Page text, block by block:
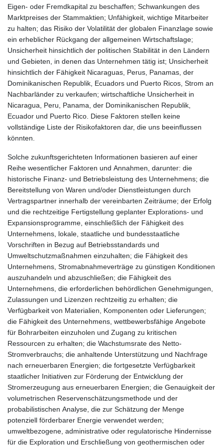
Eigen- oder Fremdkapital zu beschaffen; Schwankungen des
Marktpreises der Stammaktien; Unfähigkeit, wichtige Mitarbeiter
zu halten; das Risiko der Volatilität der globalen Finanzlage sowie
ein erheblicher Rückgang der allgemeinen Wirtschaftslage;
Unsicherheit hinsichtlich der politischen Stabilität in den Ländern
und Gebieten, in denen das Unternehmen tätig ist; Unsicherheit
hinsichtlich der Fähigkeit Nicaraguas, Perus, Panamas, der
Dominikanischen Republik, Ecuadors und Puerto Ricos, Strom an
Nachbarländer zu verkaufen; wirtschaftliche Unsicherheit in
Nicaragua, Peru, Panama, der Dominikanischen Republik,
Ecuador und Puerto Rico. Diese Faktoren stellen keine
vollständige Liste der Risikofaktoren dar, die uns beeinflussen
könnten.
Solche zukunftsgerichteten Informationen basieren auf einer
Reihe wesentlicher Faktoren und Annahmen, darunter: die
historische Finanz- und Betriebsleistung des Unternehmens; die
Bereitstellung von Waren und/oder Dienstleistungen durch
Vertragspartner innerhalb der vereinbarten Zeiträume; der Erfolg
und die rechtzeitige Fertigstellung geplanter Explorations- und
Expansionsprogramme, einschließlich der Fähigkeit des
Unternehmens, lokale, staatliche und bundesstaatliche
Vorschriften in Bezug auf Betriebsstandards und
Umweltschutzmaßnahmen einzuhalten; die Fähigkeit des
Unternehmens, Stromabnahmeverträge zu günstigen Konditionen
auszuhandeln und abzuschließen; die Fähigkeit des
Unternehmens, die erforderlichen behördlichen Genehmigungen,
Zulassungen und Lizenzen rechtzeitig zu erhalten; die
Verfügbarkeit von Materialien, Komponenten oder Lieferungen;
die Fähigkeit des Unternehmens, wettbewerbsfähige Angebote
für Bohrarbeiten einzuholen und Zugang zu kritischen
Ressourcen zu erhalten; die Wachstumsrate des Netto-
Stromverbrauchs; die anhaltende Unterstützung und Nachfrage
nach erneuerbaren Energien; die fortgesetzte Verfügbarkeit
staatlicher Initiativen zur Förderung der Entwicklung der
Stromerzeugung aus erneuerbaren Energien; die Genauigkeit der
volumetrischen Reservenschätzungsmethode und der
probabilistischen Analyse, die zur Schätzung der Menge
potenziell förderbarer Energie verwendet werden;
umweltbezogene, administrative oder regulatorische Hindernisse
für die Exploration und Erschließung von geothermischen oder